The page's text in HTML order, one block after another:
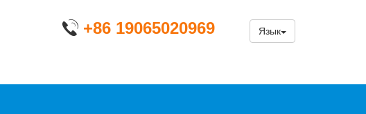
+86 19065020969 Язык